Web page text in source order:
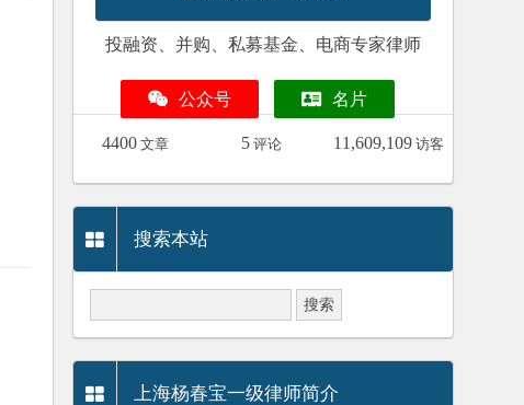
投融资、并购、私募基金、电商专家律师
公众号 名片
4400 文章 5 评论 11,609,109 访客
搜索本站
上海杨春宝一级律师简介